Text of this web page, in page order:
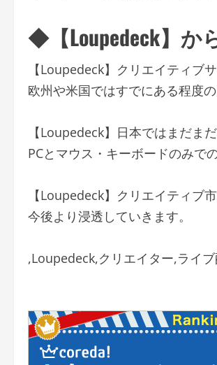
◆【Loupedeck】
【Loupedeck】クリエイティブ
欧州や米国ではすでにある程度
【Loupedeck】日本ではまだま
PCとマウス・キーボードのみで
【Loupedeck】クリエイティブ
今後より浸透していきます。
,Loupedeck,クリエイター,ライ